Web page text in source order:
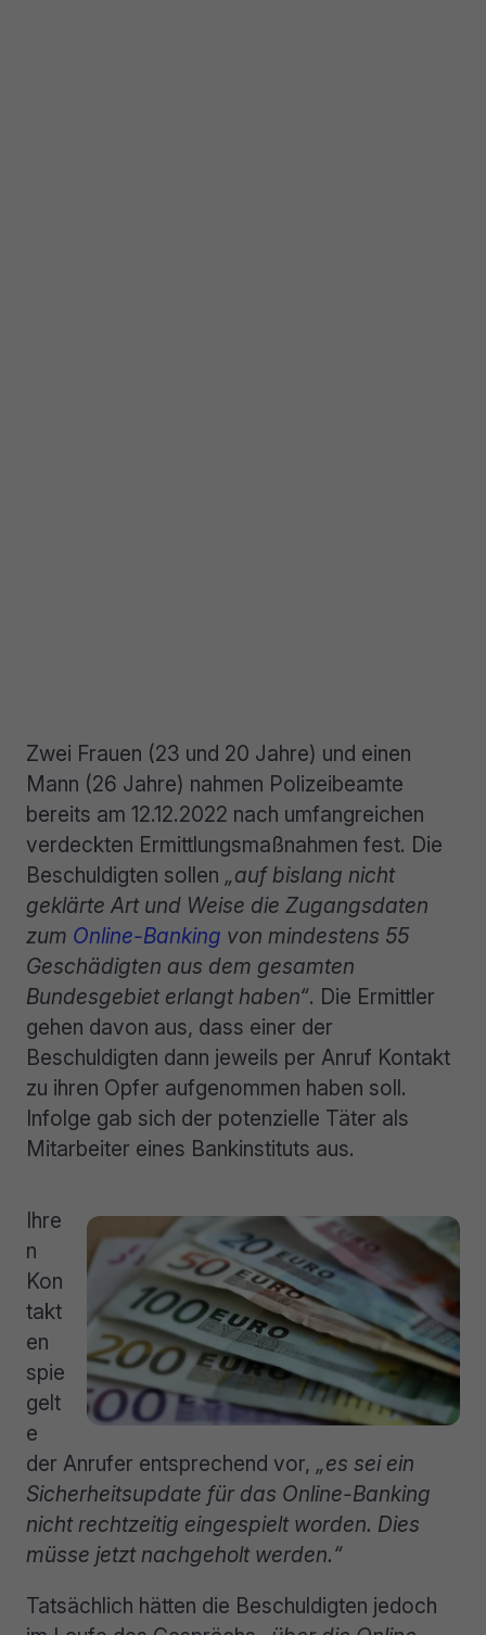
Zwei Frauen (23 und 20 Jahre) und einen
Mann (26 Jahre) nahmen Polizeibeamte
bereits am 12.12.2022 nach umfangreichen
verdeckten Ermittlungsmaßnahmen fest. Die
Beschuldigten sollen „auf bislang nicht
geklärte Art und Weise die Zugangsdaten
zum Online-Banking von mindestens 55
Geschädigten aus dem gesamten
Bundesgebiet erlangt haben“. Die Ermittler
gehen davon aus, dass einer der
Beschuldigten dann jeweils per Anruf Kontakt
zu ihren Opfer aufgenommen haben soll.
Infolge gab sich der potenzielle Täter als
Mitarbeiter eines Bankinstituts aus.
Ihre
n
Kon
takt
en
spie
gelt
e
der Anrufer entsprechend vor, „es sei ein
Sicherheitsupdate für das Online-Banking
nicht rechtzeitig eingespielt worden. Dies
müsse jetzt nachgeholt werden.“
Tatsächlich hätten die Beschuldigten jedoch